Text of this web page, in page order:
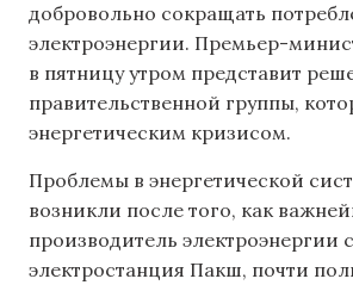
добровольно сокращать
электроэнергии. Премьер-
в пятницу утром представит
правительственной группы,
энергетическим кризисом.
Проблемы в энергетической
возникли после того, как
производитель электроэнергии
электростанция Пакш, почти